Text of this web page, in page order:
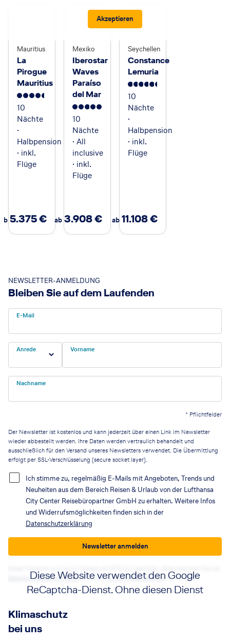
Akzeptieren
Mauritius
La
Pirogue
Mauritius
4.5
10
Nächte
·
Halbpension
· inkl.
Flüge
ab 5.375€
Mexiko
Iberostar
Waves
Paraíso
del Mar
5
10
Nächte
· All
inclusive
· inkl.
Flüge
ab 3.908€
Seychellen
Constance
Lemuria
5.5
10
Nächte
·
Halbpension
· inkl.
Flüge
ab 11.108€
NEWSLETTER-ANMELDUNG
Bleiben Sie auf dem Laufenden
E-Mail
Anrede Vorname
Nachname
* Pflichtfelder
Der Newsletter ist kostenlos und kann jederzeit über einen Link im Newsletter
wieder abbestellt werden. Ihre Daten werden vertraulich behandelt und
ausschließlich für den Versand unseres Newsletters verwendet. Die Übermittlung
erfolgt per SSL-Verschlüsselung (secure socket layer).
Ich stimme zu, regelmäßig E-Mails mit Angeboten, Trends und
Neuheiten aus dem Bereich Reisen & Urlaub von der Lufthansa
City Center Reisebüropartner GmbH zu erhalten. Weitere Infos
und Widerrufsmöglichkeiten finden sich in der
Datenschutzerklärung
Newsletter anmelden
Diese Website verwendet den Google
ReCaptcha-Dienst. Ohne diesen Dienst
Sie auf die Schaltfläche klicken, erklären
Sie sich mit der Nutzung des Dienstes
Datenschutzbestimmungensowie dieNutzungsbedingungen von Google.
Klimaschutz
bei uns